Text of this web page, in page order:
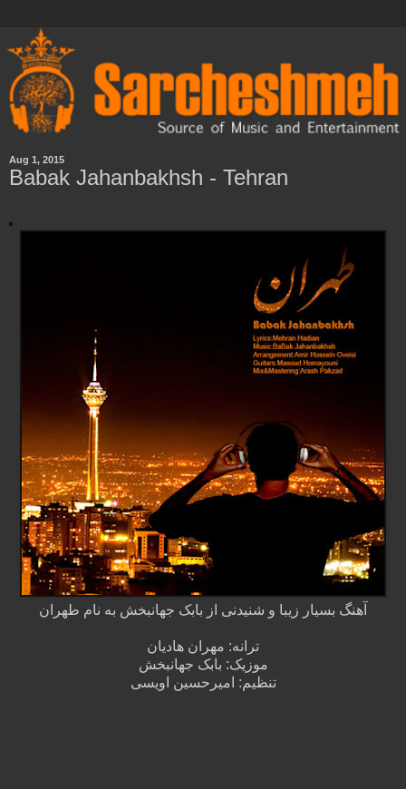
Aug 1, 2015
Babak Jahanbakhsh - Tehran
آهنگ بسیار زیبا و شنیدنی از بابک جهانبخش به نام طهران
ترانه: مهران هادیان
موزیک: بابک جهانبخش
تنظیم: امیرحسین اویسی